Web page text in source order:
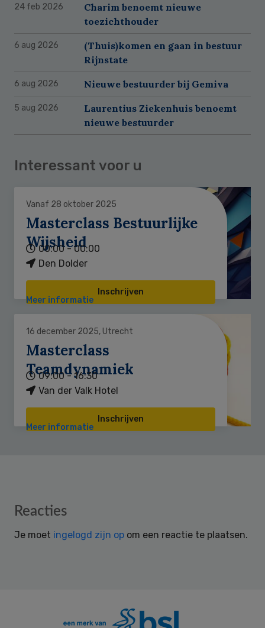
24 feb 2026
Charim benoemt nieuwe
toezichthouder
6 aug 2026
(Thuis)komen en gaan in bestuur
Rijnstate
6 aug 2026 Nieuwe bestuurder bij Gemiva
5 aug 2026
Laurentius Ziekenhuis benoemt
nieuwe bestuurder
Interessant voor u
Vanaf 28 oktober 2025
Masterclass Bestuurlijke
Wijsheid
00:00 - 00:00
Den Dolder
Inschrijven
Meer informatie
16 december 2025, Utrecht
Masterclass
Teamdynamiek
09:00 - 16:30
Van der Valk Hotel
Inschrijven
Meer informatie
Reader
Reacties
Je moet ingelogd zijn op om een reactie te plaatsen.